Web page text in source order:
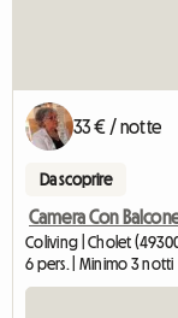
33 € / notte
Da scoprire
Camera Con
Coliving | Cholet
6 pers. | Minimo 3 notti